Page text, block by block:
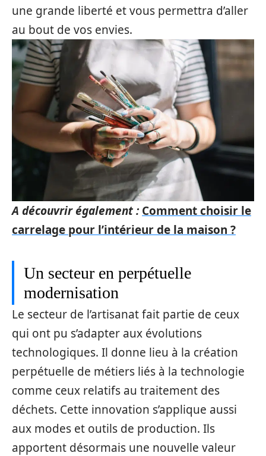
une grande liberté et vous permettra d’aller
au bout de vos envies.
A découvrir également : Comment choisir le
carrelage pour l’intérieur de la maison ?
Un secteur en perpétuelle
modernisation
Le secteur de l’artisanat fait partie de ceux
qui ont pu s’adapter aux évolutions
technologiques. Il donne lieu à la création
perpétuelle de métiers liés à la technologie
comme ceux relatifs au traitement des
déchets. Cette innovation s’applique aussi
aux modes et outils de production. Ils
apportent désormais une nouvelle valeur